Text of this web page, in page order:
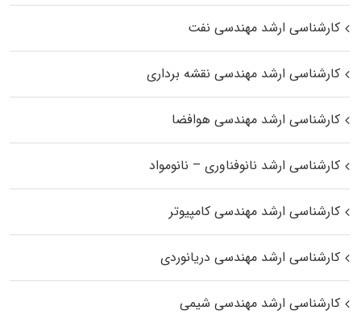
کارشناسی ارشد مهندسی نفت
کارشناسی ارشد مهندسی نقشه برداری
کارشناسی ارشد مهندسی هوافضا
کارشناسی ارشد نانوفناوری – نانومواد
کارشناسی ارشد مهندسی کامپیوتر
کارشناسی ارشد مهندسی دریانوردی
کارشناسی ارشد مهندسی شیمی